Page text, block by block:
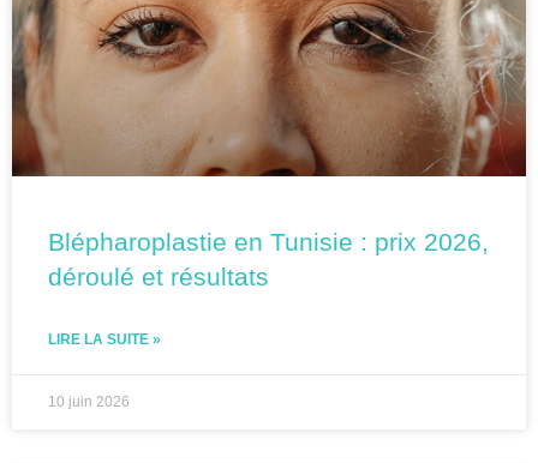
Blépharoplastie en Tunisie : prix 2026,
déroulé et résultats
LIRE LA SUITE »
10 juin 2026